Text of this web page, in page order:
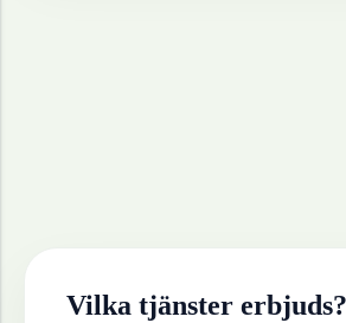
Vilka tjänster erbjuds?